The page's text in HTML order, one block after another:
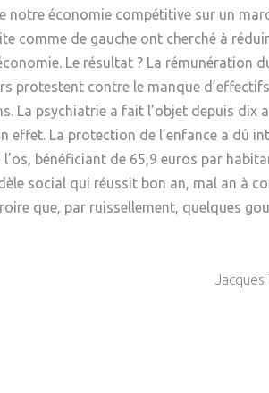
notre économie compétitive sur un
comme de gauche ont cherché à
Le résultat ? La rémunération
protestent contre le manque
La psychiatrie a fait l’objet depuis dix
La protection de l’enfance a dû
bénéficiant de 65,9 euros par
social qui réussit bon an, mal an à
que, par ruissellement, quelques